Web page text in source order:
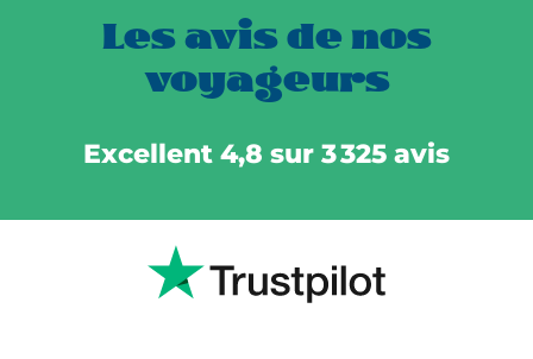
Les avis de nos
voyageurs
Excellent 4,8 sur 3 325 avis